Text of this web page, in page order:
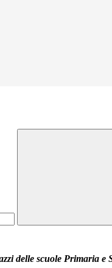
delle scuole Primaria e